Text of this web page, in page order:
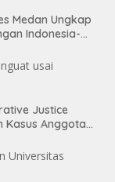
Medan Ungkap
Indonesia-
Justice
Kasus Anggota